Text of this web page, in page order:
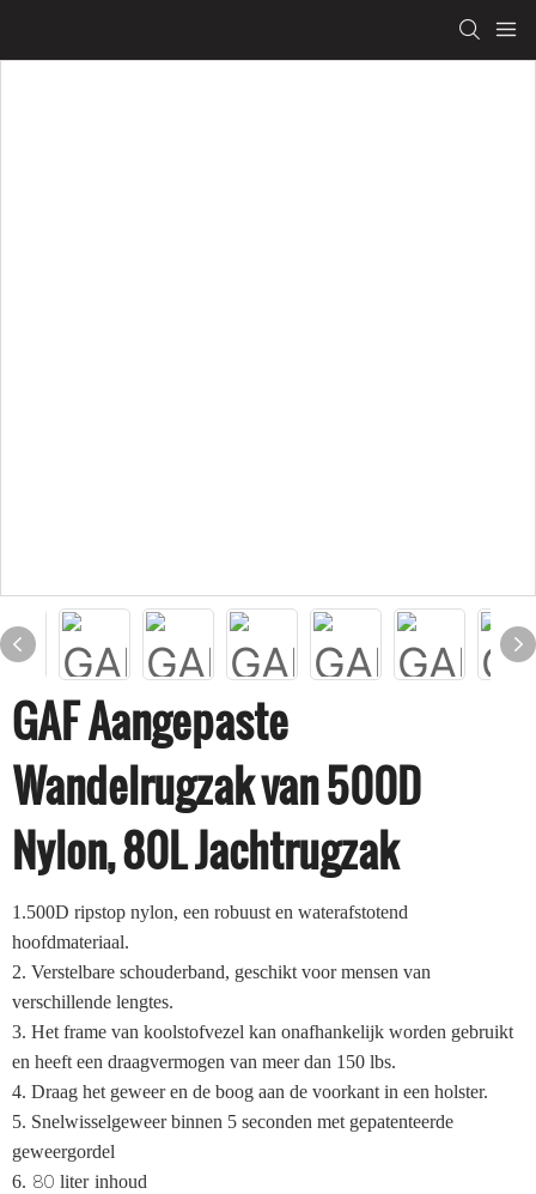
GAF Aangepaste
Wandelrugzak van 500D
Nylon, 80L Jachtrugzak
1.500D ripstop nylon, een robuust en waterafstotend
hoofdmateriaal.
2. Verstelbare schouderband, geschikt voor mensen van
verschillende lengtes.
3. Het frame van koolstofvezel kan onafhankelijk worden gebruikt
en heeft een draagvermogen van meer dan 150 lbs.
4. Draag het geweer en de boog aan de voorkant in een holster.
5. Snelwisselgeweer binnen 5 seconden met gepatenteerde
geweergordel
6. 80 liter inhoud